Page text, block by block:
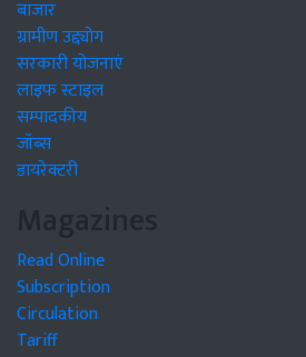
बाजार
ग्रामीण उद्द्योग
सरकारी योजनाएं
लाइफ स्टाइल
सम्पादकीय
जॉब्स
डायरेक्टरी
Magazines
Read Online
Subscription
Circulation
Tariff